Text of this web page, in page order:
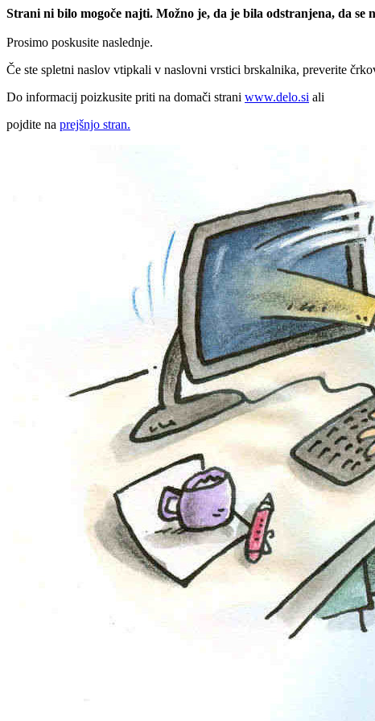
Strani ni bilo mogoče najti. Možno je, da je bila odstranjena, da
Prosimo poskusite naslednje.
Če ste spletni naslov vtipkali v naslovni vrstici brskalnika, preverite
Do informacij poizkusite priti na domači strani www.delo.si ali
pojdite na prejšnjo stran.